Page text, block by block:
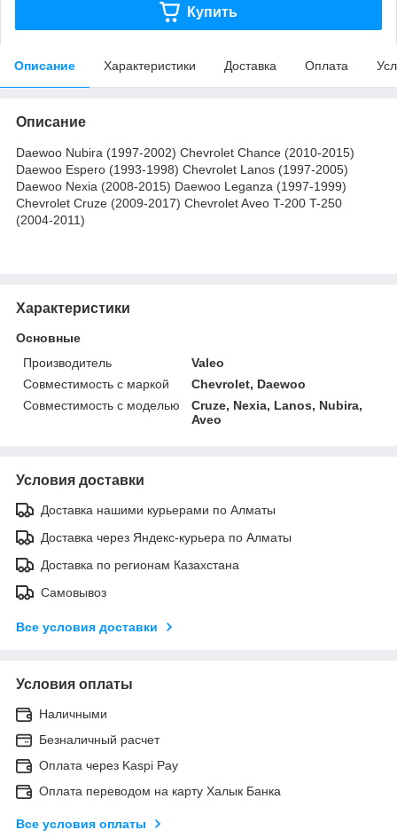
Купить
Описание Характеристики Доставка Оплата
Описание
Daewoo Nubira (1997-2002) Chevrolet Chance (2010-2015)
Daewoo Espero (1993-1998) Chevrolet Lanos (1997-2005)
Daewoo Nexia (2008-2015) Daewoo Leganza (1997-1999)
Chevrolet Cruze (2009-2017) Chevrolet Aveo T-200 T-250
(2004-2011)
Характеристики
Основные
Производитель
Valeo
Совместимость с маркой
Chevrolet, Daewoo
Совместимость с моделью
Cruze, Nexia, Lanos, Nubira,
Aveo
Условия доставки
Доставка нашими курьерами по Алматы
Доставка через Яндекс-курьера по Алматы
Доставка по регионам Казахстана
Самовывоз
Все условия доставки
Условия оплаты
Наличными
Безналичный расчет
Оплата через Kaspi Pay
Оплата переводом на карту Халык Банка
Все условия оплаты